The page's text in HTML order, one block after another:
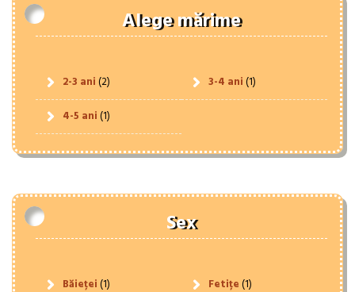
Alege mărime
2-3 ani(2) 3-4 ani(1)
4-5 ani(1)
Sex
Băieței(1) Fetițe(1)